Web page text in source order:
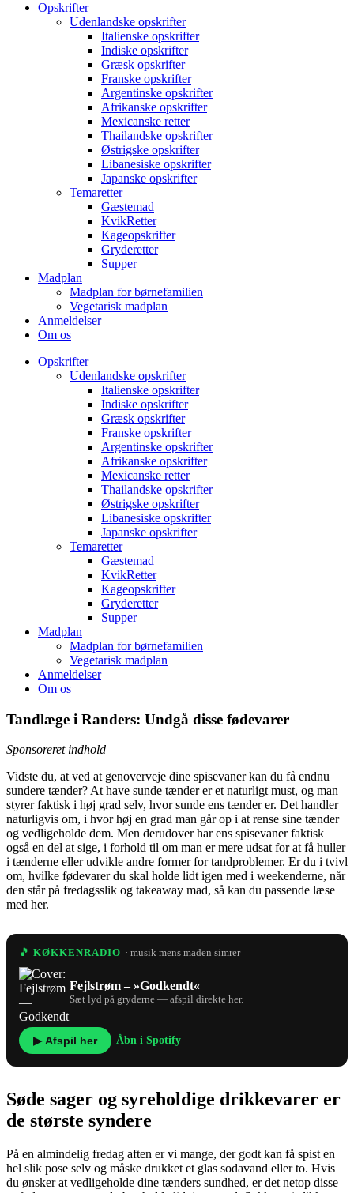
Opskrifter
Udenlandske opskrifter
Italienske opskrifter
Indiske opskrifter
Græsk opskrifter
Franske opskrifter
Argentinske opskrifter
Afrikanske opskrifter
Mexicanske retter
Thailandske opskrifter
Østrigske opskrifter
Libanesiske opskrifter
Japanske opskrifter
Temaretter
Gæstemad
KvikRetter
Kageopskrifter
Gryderetter
Supper
Madplan
Madplan for børnefamilien
Vegetarisk madplan
Anmeldelser
Om os
Opskrifter
Udenlandske opskrifter
Italienske opskrifter
Indiske opskrifter
Græsk opskrifter
Franske opskrifter
Argentinske opskrifter
Afrikanske opskrifter
Mexicanske retter
Thailandske opskrifter
Østrigske opskrifter
Libanesiske opskrifter
Japanske opskrifter
Temaretter
Gæstemad
KvikRetter
Kageopskrifter
Gryderetter
Supper
Madplan
Madplan for børnefamilien
Vegetarisk madplan
Anmeldelser
Om os
Tandlæge i Randers: Undgå disse fødevarer
Sponsoreret indhold
Vidste du, at ved at genoverveje dine spisevaner kan du få endnu
sundere tænder? At have sunde tænder er et naturligt must, og man
styrer faktisk i høj grad selv, hvor sunde ens tænder er. Det handler
naturligvis om, i hvor høj en grad man går op i at rense sine tænder
og vedligeholde dem. Men derudover har ens spisevaner faktisk
også en del at sige, i forhold til om man er mere udsat for at få huller
i tænderne eller udvikle andre former for tandproblemer. Er du i tvivl
om, hvilke fødevarer du skal holde lidt igen med i weekenderne, når
den står på fredagsslik og takeaway mad, så kan du passende læse
med her.
🎵 KØKKENRADIO · musik mens maden simrer
Fejlstrøm – »Godkendt«
Sæt lyd på gryderne — afspil direkte her.
▶ Afspil her Åbn i Spotify
Søde sager og syreholdige drikkevarer er
de største syndere
På en almindelig fredag aften er vi mange, der godt kan få spist en
hel slik pose selv og måske drukket et glas sodavand eller to. Hvis
du ønsker at vedligeholde dine tænders sundhed, er det netop disse